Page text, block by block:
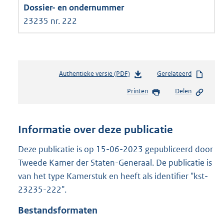
23235 nr. 222
Authentieke versie (PDF)b
s
n
s
r
o
Gerelateerd
Printen Delen
Informatie over deze publicatie
Deze publicatie is op 15-06-2023 gepubliceerd door
Tweede Kamer der Staten-Generaal. De publicatie is
van het type Kamerstuk en heeft als identifier "kst-
23235-222".
Bestandsformaten